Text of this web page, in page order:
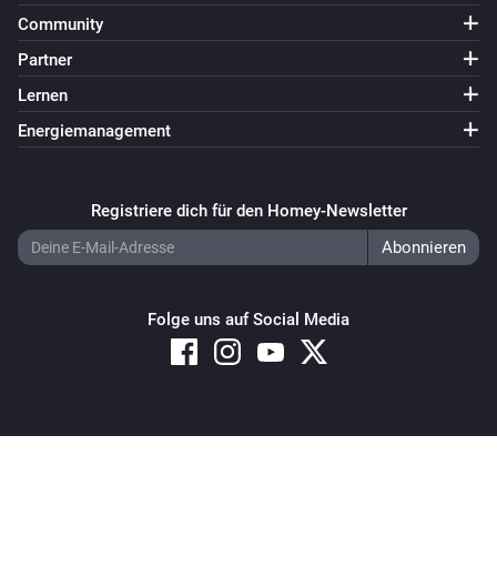
Community
Partner
Lernen
Energiemanagement
Registriere dich für den Homey-Newsletter
Folge uns auf Social Media